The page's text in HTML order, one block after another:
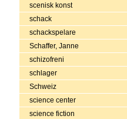
scenisk konst
schack
schackspelare
Schaffer, Janne
schizofreni
schlager
Schweiz
science center
science fiction